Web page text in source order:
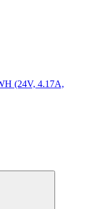
(24V, 4.17A,